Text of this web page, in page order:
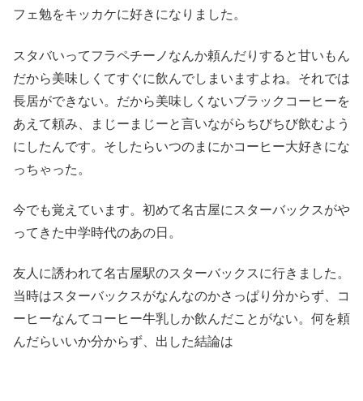
フェ勉をキッカケに好きになりました。
スタバいってフラペチーノなんか頼んだりすると甘いもん
だから美味しくてすぐに飲んでしまいますよね。それでは
長居ができない。だから美味しくないブラックコーヒーを
あえて頼み、まじーまじーと言いながらちびちび飲むよう
にしたんです。そしたらいつのまにかコーヒー大好きにな
っちゃった。
今でも覚えています。初めて名古屋にスターバックスがや
ってきた中学時代のあの日。
友人に誘われて名古屋駅のスターバックスに行きました。
当時はスターバックスがなんなのかさっぱり分からず、コ
ーヒーなんてコーヒー牛乳しか飲んだことがない。何を頼
んだらいいか分からず、出した結論は